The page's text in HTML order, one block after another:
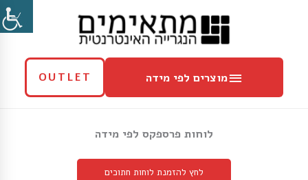
OUTLET
מוצרים
לפי
מידה
מוצרים לפי מידה
לוחות פרספקס לפי מידה
לחץ להזמנת לוחות חתוכים